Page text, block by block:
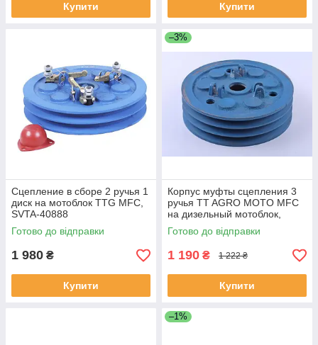
Купити Купити
Сцепление в сборе 2 ручья 1
диск на мотоблок TTG MFC,
SVTA-40888
Готово до відправки
1 980 ₴
Купити
–3%
Корпус муфты сцепления 3
ручья TT AGRO MOTO MFC
на дизельный мотоблок,
SVTA-6012
Готово до відправки
1 190 ₴ 1 222 ₴
Купити
–1%